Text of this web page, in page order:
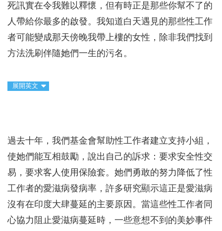
死訊實在令我難以釋懷，但有時正是那些你幫不了的
人帶給你最多的啟發。我知道白天遇見的那些性工作
者可能變成那天傍晚我帶上樓的女性，除非我們找到
方法洗刷伴隨她們一生的污名。
展開英文
過去十年，我們基金會幫助性工作者建立支持小組，
使她們能互相鼓勵，說出自己的訴求：要求安全性交
易，要求客人使用保險套。她們勇敢的努力降低了性
工作者的愛滋病發病率，許多研究顯示這正是愛滋病
沒有在印度大肆蔓延的主要原因。當這些性工作者同
心協力阻止愛滋病蔓延時，一些意想不到的美妙事件